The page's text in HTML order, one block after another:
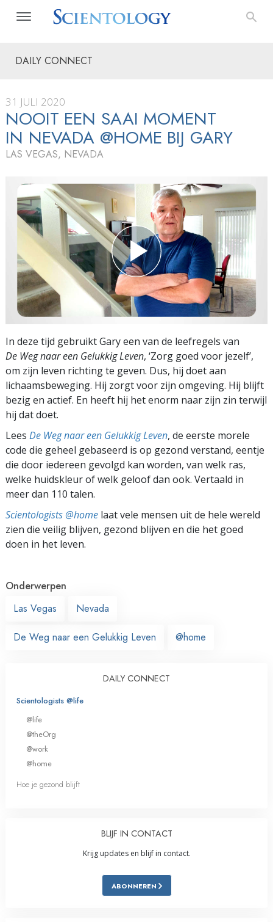
DAILY CONNECT
31 JULI 2020
NOOIT EEN SAAI MOMENT
IN NEVADA @HOME BIJ GARY
LAS VEGAS, NEVADA
In deze tijd gebruikt Gary een van de leefregels van
De Weg naar een Gelukkig Leven, ‘Zorg goed voor jezelf’,
om zijn leven richting te geven. Dus, hij doet aan
lichaamsbeweging. Hij zorgt voor zijn omgeving. Hij blijft
bezig en actief. En heeft hij het enorm naar zijn zin terwijl
hij dat doet.
Lees De Weg naar een Gelukkig Leven, de eerste morele
code die geheel gebaseerd is op gezond verstand, eentje
die door iedereen gevolgd kan worden, van welk ras,
welke huidskleur of welk geloof dan ook. Vertaald in
meer dan 110 talen.
Scientologists @home laat vele mensen uit de hele wereld
zien die veilig blijven, gezond blijven en die het goed
doen in het leven.
Onderwerpen
Las Vegas
Nevada
De Weg naar een Gelukkig Leven @home
DAILY CONNECT
Scientologists @life
@life
@theOrg
@work
@home
Hoe je gezond blijft
BLIJF IN CONTACT
Krijg updates en blijf in contact.
ABONNEREN